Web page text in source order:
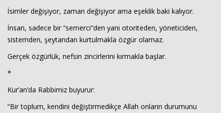
İsimler değişiyor, zaman değişiyor ama eşeklik baki kalıyor.
İnsan, sadece bir “semerci”den yani otoriteden, yöneticiden,
sistemden, şeytandan kurtulmakla özgür olamaz.
Gerçek özgürlük, nefsin zincirlerini kırmakla başlar.
*
Kur’an’da Rabbimiz buyurur:
“Bir toplum, kendini değiştirmedikçe Allah onların durumunu